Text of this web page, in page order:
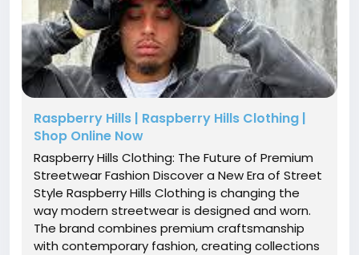
Raspberry Hills | Raspberry Hills Clothing |
Shop Online Now
Raspberry Hills Clothing: The Future of Premium
Streetwear Fashion Discover a New Era of Street
Style Raspberry Hills Clothing is changing the
way modern streetwear is designed and worn.
The brand combines premium craftsmanship
with contemporary fashion, creating collections